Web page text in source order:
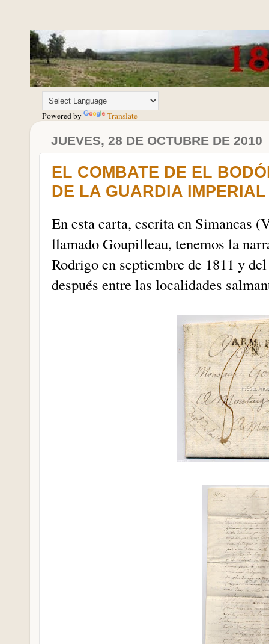
Powered by Translate
JUEVES, 28 DE OCTUBRE DE 2010
EL COMBATE DE EL
DE LA GUARDIA IMPERIAL
En esta carta, escrita en Simancas
llamado Goupilleau, tenemos la
Rodrigo en septiembre de 1811 y
después entre las localidades